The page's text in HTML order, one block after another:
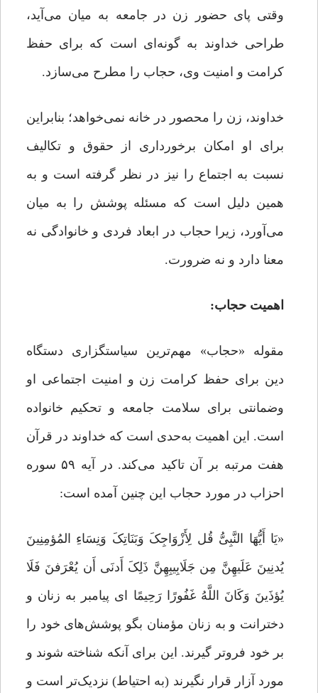
وقتی پای حضور زن در جامعه به میان می‌آید،
طراحی خداوند به گونه‌ای است که برای حفظ
کرامت و امنیت وی، حجاب را مطرح می‌سازد.
خداوند، زن را محصور در خانه نمی‌خواهد؛ بنابراین
برای او امکان برخورداری از حقوق و تکالیف
نسبت به اجتماع را نیز در نظر گرفته است و به
همین دلیل است که مسئله پوشش را به میان
می‌آورد، زیرا حجاب در ابعاد فردی و خانوادگی نه
معنا دارد و نه ضرورت.
اهمیت حجاب:
مقوله «حجاب» مهم‌ترین سیاستگزاری دستگاه
دین برای حفظ کرامت زن و امنیت اجتماعی او
وضمانتی برای سلامت جامعه و تحکیم خانواده
است. این اهمیت به‌حدی است که خداوند در قرآن
هفت مرتبه بر آن تاکید می‌کند. در آیه ۵۹ سوره
احزاب در مورد حجاب این چنین آمده است:
«یَا أَیُّهَا النَّبِیُّ قُل لِأَزْوَاجِکَ وَبَنَاتِکَ وَنِسَاءِ المُؤمِنِینَ
یُدنِینَ عَلَیهِنَّ مِن جَلَابِیبِهِنَّ ذَلِکَ أَدنَى أَن یُعْرَفنَ فَلَا
یُؤذَینَ وَکَانَ اللَّهُ غَفُورًا رَحِیمًا ای پیامبر به زنان و
دخترانت و به زنان مؤمنان بگو پوشش‌های خود را
بر خود فروتر گیرند. این برای آنکه شناخته شوند و
مورد آزار قرار نگیرند (به احتیاط) نزدیک‌تر است و